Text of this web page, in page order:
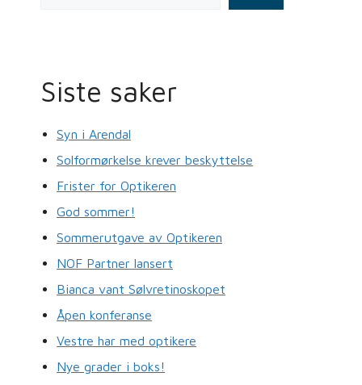
Siste saker
Syn i Arendal
Solformørkelse krever beskyttelse
Frister for Optikeren
God sommer!
Sommerutgave av Optikeren
NOF Partner lansert
Bianca vant Sølvretinoskopet
Åpen konferanse
Vestre har med optikere
Nye grader i boks!